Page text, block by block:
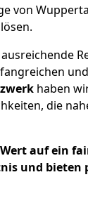
von
und
haben
die
auf ein
und bieten